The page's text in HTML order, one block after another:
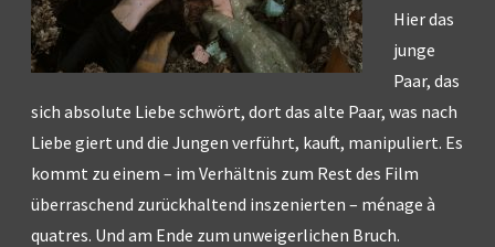
Hier das
junge
Paar, das
sich absolute Liebe schwört, dort das alte Paar, was nach
Liebe giert und die Jungen verführt, kauft, manipuliert. Es
kommt zu einem – im Verhältnis zum Rest des Film
überraschend zurückhaltend inszenierten – ménage à
quatres. Und am Ende zum unweigerlichen Bruch.